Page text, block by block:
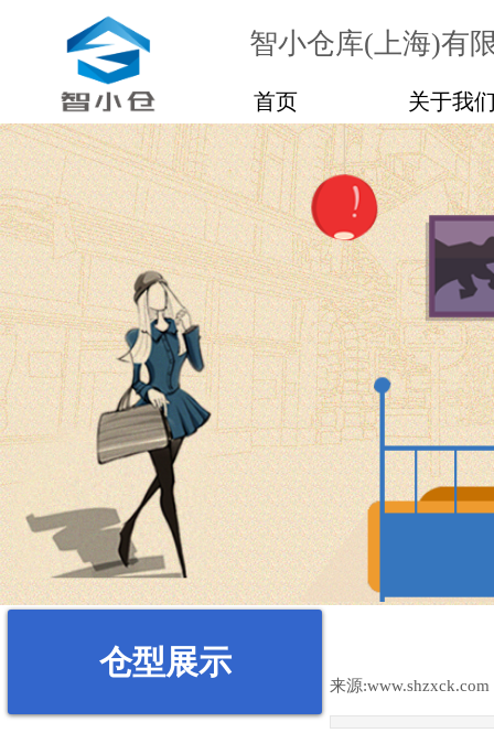
首页 关于我
智小仓库(上海)有
仓型展示
来源:www.shzxck.com